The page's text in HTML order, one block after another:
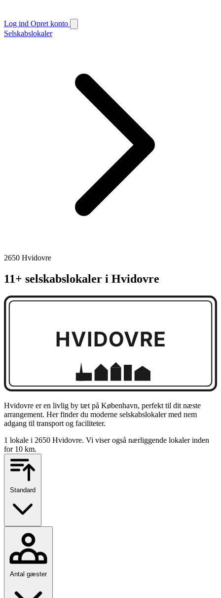
Log ind Opret konto
Selskabslokaler
2650 Hvidovre
11+ selskabslokaler i Hvidovre
HVIDOVRE
Hvidovre er en livlig by tæt på København, perfekt til dit næste
arrangement. Her finder du moderne selskabslokaler med nem
adgang til transport og faciliteter.
1 lokale i 2650 Hvidovre. Vi viser også nærliggende lokaler inden
for 10 km.
Standard
Antal gæster